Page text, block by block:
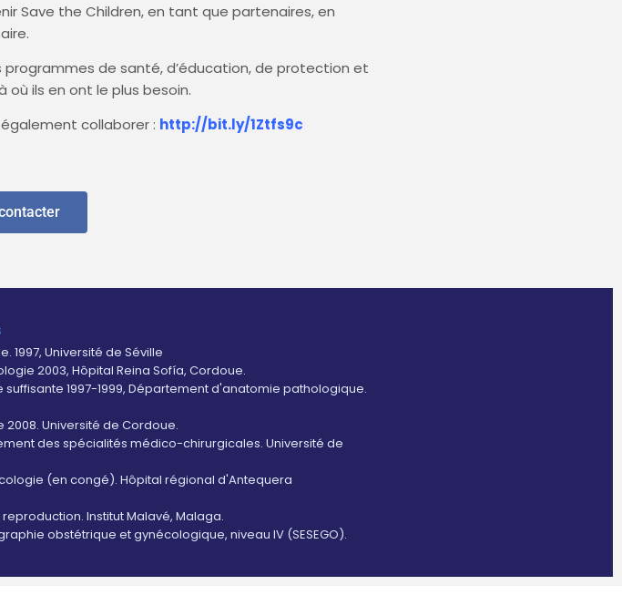
Save the Children, en tant que partenaires, en
de santé, d’éducation, de protection et
où ils en ont le plus besoin.
collaborer : http://bit.ly/1Ztfs9c
1997, Université de Séville
2003, Hôpital Reina Sofía, Cordoue.
1997-1999, Département d'anatomie pathologique.
Université de Cordoue.
des spécialités médico-chirurgicales. Université de
(en congé). Hôpital régional d'Antequera
reproduction. Institut Malavé, Malaga.
obstétrique et gynécologique, niveau IV (SESEGO).